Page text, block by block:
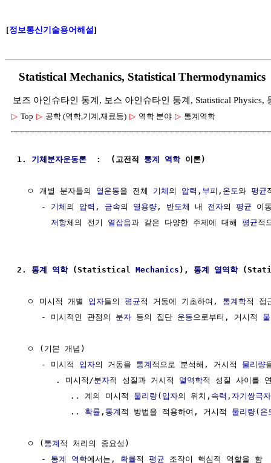
[정보통신기술용어해설]
Statistical Mechanics, Statistical
보즈 아인슈타인 통계, 보스 아인슈타인 통계, Statistical Physics,
▷ Top ▷ 공학 (역학,기계,재료등) ▷ 역학 분야 ▷ 통계역학
1. 기체분자운동론
  :  (고전적
통계 역학 이론)
  ㅇ 개별 분자들의
열운동을 전체 기체 의 압력 , 부피 , 온도와 평균
     -
기체 의 압력 , 금속의 열용량 , 반도체 내 전자의 평균 이
저항체의 전기 열잡음과 같은 다양한 주제에 대해 평균적
2. 통계 역학 (Statistical Mechanics ), 통계 열역학
  ㅇ 미시적 개별
입자들의 평균적 거동에 기초하여, 통계학적 접
     - 미시적인 관점의
분자 등의 집단 운동 으로부터, 거시적
  ㅇ (기본 개념)
     - 미시적
입자의 거동을 통계 적으로 분석해, 거시적 물리량
        . 미시적/
분자적 성질과 거시적 열역학적 성질 사이를
           .. 계의 미시적
물리량( 입자의 위치, 속력 , 자기쌍극자
           ..
확률 , 통계 적 방법을 적용하여, 거시적 물리량( 온
  ㅇ (
통계 적 처리의 중요성)
     -
통계 역학에서는, 확률적 평균 조작이 핵심적 역할을 함